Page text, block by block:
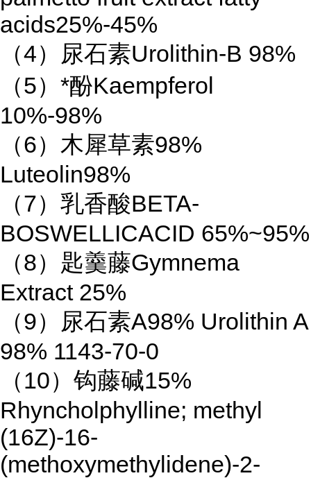
acids25%-45%
（4）尿石素Urolithin-B 98%
（5）*酚Kaempferol
10%-98%
（6）木犀草素98%
Luteolin98%
（7）乳香酸BETA-
BOSWELLICACID 65%~95%
（8）匙羹藤Gymnema
Extract 25%
（9）尿石素A98% Urolithin A
98% 1143-70-0
（10）钩藤碱15%
Rhyncholphylline; methyl
(16Z)-16-
(methoxymethylidene)-2-